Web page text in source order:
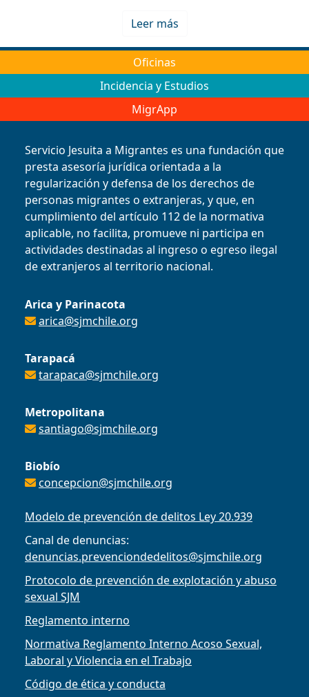
Leer más
Oficinas
Incidencia y Estudios
MigrApp
Servicio Jesuita a Migrantes es una fundación que
presta asesoría jurídica orientada a la
regularización y defensa de los derechos de
personas migrantes o extranjeras, y que, en
cumplimiento del artículo 112 de la normativa
aplicable, no facilita, promueve ni participa en
actividades destinadas al ingreso o egreso ilegal
de extranjeros al territorio nacional.
Arica y Parinacota
arica@sjmchile.org
Tarapacá
tarapaca@sjmchile.org
Metropolitana
santiago@sjmchile.org
Biobío
concepcion@sjmchile.org
Modelo de prevención de delitos Ley 20.939
Canal de denuncias:
denuncias.prevenciondedelitos@sjmchile.org
Protocolo de prevención de explotación y abuso
sexual SJM
Reglamento interno
Normativa Reglamento Interno Acoso Sexual,
Laboral y Violencia en el Trabajo
Código de ética y conducta